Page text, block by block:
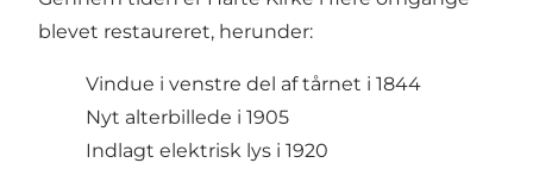
blevet restaureret, herunder:
Vindue i venstre del af tårnet i 1844
Nyt alterbillede i 1905
Indlagt elektrisk lys i 1920